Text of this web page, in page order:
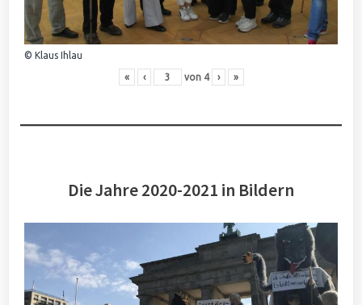
© Klaus Ihlau
« ‹ von 4 › »
Die Jahre 2020-2021 in Bildern